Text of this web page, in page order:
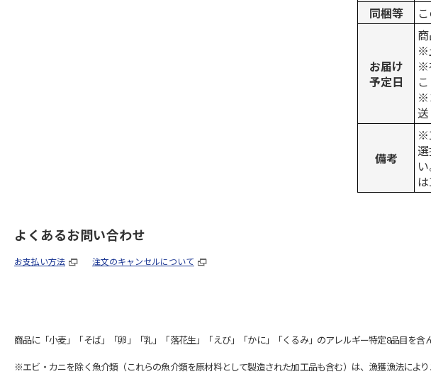
同梱等
お届け
予定日
※
※
※
送
備考
よくあるお問い合わせ
お支払い方法 注文のキャンセルについて
商品に「小麦」「そば」「卵」「乳」「落花生」「えび」「かに」「くるみ」のアレルギー特定8品目を含
※エビ・カニを除く魚介類（これらの魚介類を原材料として製造された加工品も含む）は、漁獲漁法によ